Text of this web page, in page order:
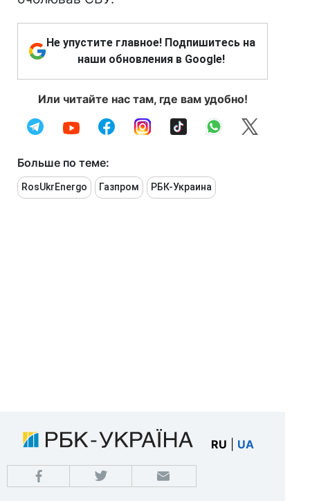
Не упустите главное! Подпишитесь на
наши обновления в Google!
Или читайте нас там, где вам удобно!
Больше по теме:
RosUkrEnergo Газпром РБК-Украина
RU UA